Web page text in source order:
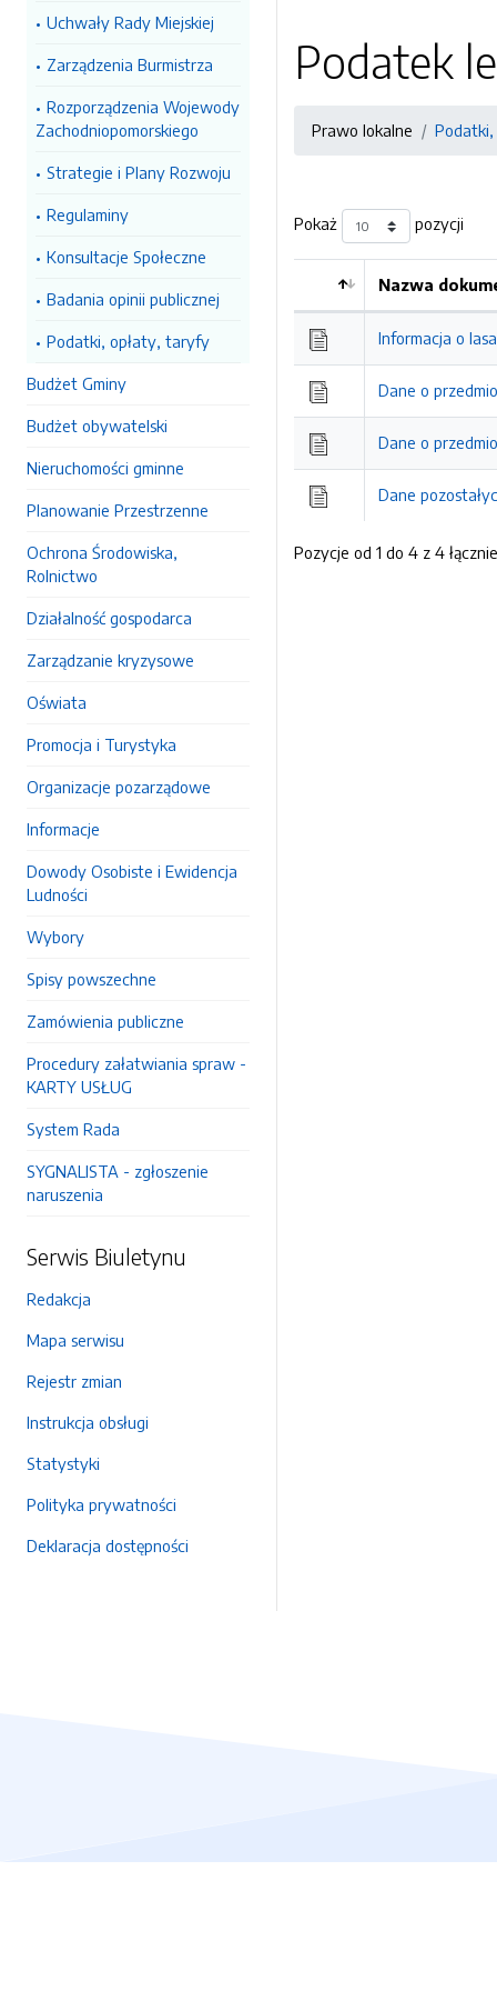
Uchwały Rady Miejskiej
Zarządzenia Burmistrza
Rozporządzenia Wojewody
Zachodniopomorskiego
Strategie i Plany Rozwoju
Regulaminy
Konsultacje Społeczne
Badania opinii publicznej
Podatki, opłaty, taryfy
Budżet Gminy
Budżet obywatelski
Nieruchomości gminne
Planowanie Przestrzenne
Ochrona Środowiska,
Rolnictwo
Działalność gospodarca
Zarządzanie kryzysowe
Oświata
Promocja i Turystyka
Organizacje pozarządowe
Informacje
Dowody Osobiste i Ewidencja
Ludności
Wybory
Spisy powszechne
Zamówienia publiczne
Procedury załatwiania spraw -
KARTY USŁUG
System Rada
SYGNALISTA - zgłoszenie
naruszenia
Serwis Biuletynu
Redakcja
Mapa serwisu
Rejestr zmian
Instrukcja obsługi
Statystyki
Polityka prywatności
Deklaracja dostępności
Podatek
Prawo lokalne
Pokaż pozycji
Kolejność
Nazwa
Informacja o
Dane o
Dane o
Dane
Pozycje od 1 do 4 z 4 łącznie